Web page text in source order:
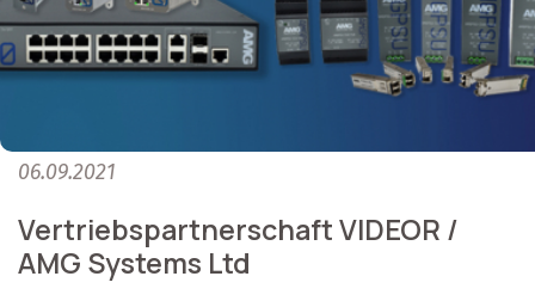
06.09.2021
Vertriebspartnerschaft VIDEOR /
AMG Systems Ltd